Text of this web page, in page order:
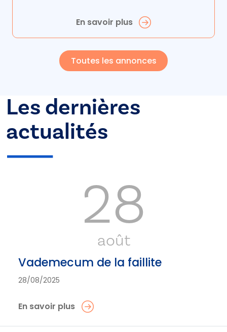
En savoir plus
Toutes les annonces
Les dernières
actualités
28
août
Vademecum de la faillite
28/08/2025
En savoir plus